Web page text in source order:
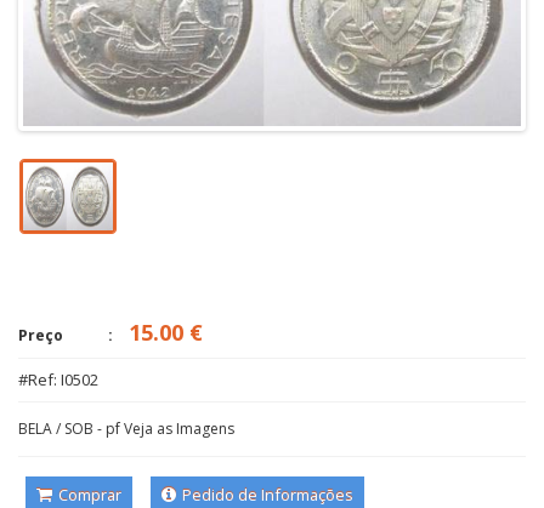
Preço 15.00 €
#Ref: I0502
BELA / SOB - pf Veja as Imagens
Comprar Pedido de Informações